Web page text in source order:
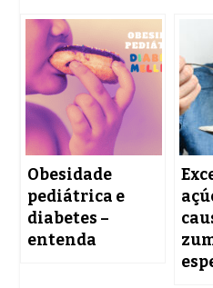
Obesidade
pediátrica e
diabetes –
entenda